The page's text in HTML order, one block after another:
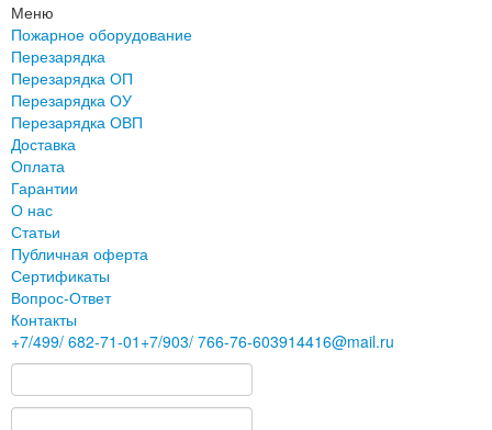
Меню
Пожарное оборудование
Перезарядка
Перезарядка ОП
Перезарядка ОУ
Перезарядка ОВП
Доставка
Оплата
Гарантии
О нас
Статьи
Публичная оферта
Сертификаты
Вопрос-Ответ
Контакты
+7/499/ 682-71-01 +7/903/ 766-76-603914416@mail.ru